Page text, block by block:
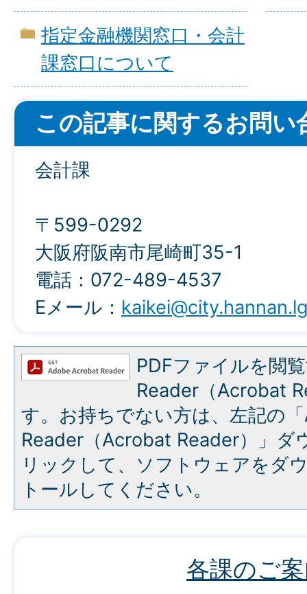
指定金融機関窓口・会計
課窓口について
この記事に関するお問い
会計課
〒599-0292
大阪府阪南市尾崎町35-1
電話：072-489-4537
Eメール：
PDFファイルを閲
Reader（Acrobat
す。お持ちでない方は、左記の
Reader（Acrobat Reader）」ダ
リックして、ソフトウェアをダ
トールしてください。
各課のご